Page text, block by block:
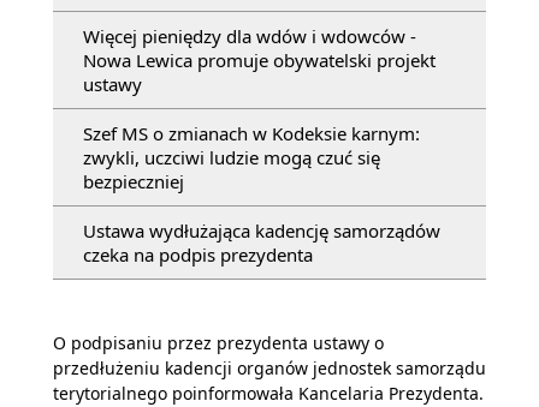
Więcej pieniędzy dla wdów i wdowców -
Nowa Lewica promuje obywatelski projekt
ustawy
Szef MS o zmianach w Kodeksie karnym:
zwykli, uczciwi ludzie mogą czuć się
bezpieczniej
Ustawa wydłużająca kadencję samorządów
czeka na podpis prezydenta
O podpisaniu przez prezydenta ustawy o
przedłużeniu kadencji organów jednostek samorządu
terytorialnego poinformowała Kancelaria Prezydenta.